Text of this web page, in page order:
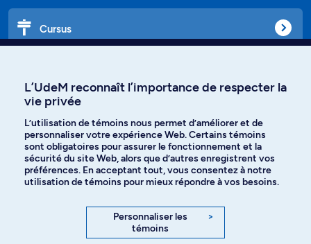
Cursus
Langues
Facebook Instagram
YouTube
L’UdeM reconnaît l’importance de respecter la
vie privée
L’utilisation de témoins nous permet d’améliorer et de
personnaliser votre expérience Web. Certains témoins
sont obligatoires pour assurer le fonctionnement et la
sécurité du site Web, alors que d’autres enregistrent vos
préférences. En acceptant tout, vous consentez à notre
utilisation de témoins pour mieux répondre à vos besoins.
Personnaliser les
témoins
>